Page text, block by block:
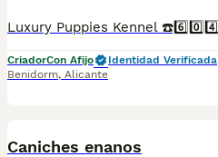
CriadorCon Afijo
Identidad Verificada
Benidorm, Alicante
Caniches enanos